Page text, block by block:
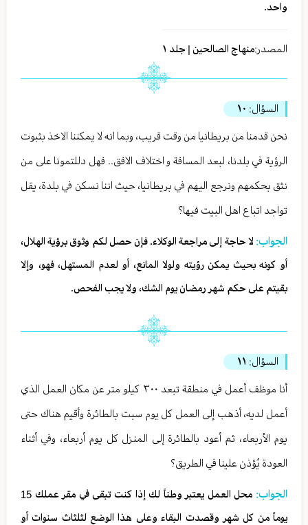
واحد.
المصدر:منهاج الصالحين | جلد ١
السؤال: ١٠
نحن قدمنا من بريطانيا من وقت قريب، وبما انه لا يمكننا الاخذ بثبوت
الرؤية في بلدنا، لبعد المسافة و اختلاف الافق.. فهل دللتمونا على من
نثق بحكمهم ونرجع اليهم في بريطانيا، حيث اننا نسكن في بلدة، يقل
تواجد اتباع اهل البيت فيها؟
الجواب: لا حاجة إلى مراجعة الوكلاء. فإن حصل لكم وثوق برؤية الهلال،
أو كونه بحيث يمكن رؤيته ولولا المانع، أو لعدم المستهل، فهو، وإلا
بقيتم على حكم شهر رمضان يوم الشك، ولا يجب الفحص.
السؤال: ١١
أنا موظف أعمل في منطقة تبعد ٣٠٠ كيلو متر عن مكان العمل الذي
أعمل لديه، أذهب إلى العمل كل يوم سبت بالطائرة وأقيم هناك حتى
يوم الأربعاء، ثم أعود بالطائرة إلى المنزل كل يوم أربعاء، وفي أثناء
العودة يُؤذن علينا في الطريق؟
الجواب:
محل العمل يعتبر وطناً لك إذا كنت تبقى في مقر عملك 15
يوماً من كل شهر وقصدت البقاء وعلى هذا الوضع لثلثاث سنوات أو